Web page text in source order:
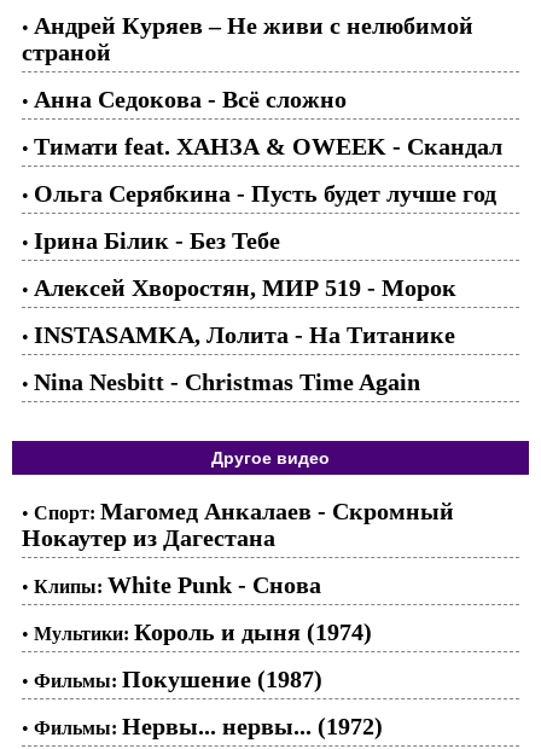
• Андрей Куряев – Не живи с нелюбимой
страной
• Анна Седокова - Всё сложно
• Тимати feat. ХАНЗА & OWEEK - Скандал
• Ольга Серябкина - Пусть будет лучше год
• Ірина Білик - Без Тебе
• Алексей Хворостян, МИР 519 - Морок
• INSTASAMKA, Лолита - На Титанике
• Nina Nesbitt - Christmas Time Again
Другое видео
• Спорт: Магомед Анкалаев - Скромный
Нокаутер из Дагестана
• Клипы: White Punk - Снова
• Мультики: Король и дыня (1974)
• Фильмы: Покушение (1987)
• Фильмы: Нервы... нервы... (1972)